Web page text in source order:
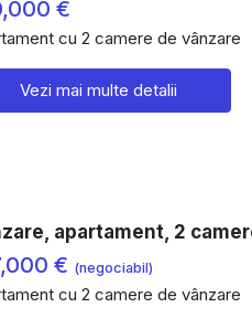
€
cu 2 camere de vânzare
Vezi mai multe detalii
apartament, 2
€ (negociabil)
cu 2 camere de vânzare